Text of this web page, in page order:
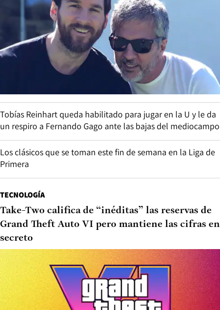
Tobías Reinhart queda habilitado para jugar en la U y le da
un respiro a Fernando Gago ante las bajas del mediocampo
Los clásicos que se toman este fin de semana en la Liga de
Primera
TECNOLOGÍA
Take-Two califica de “inéditas” las reservas de
Grand Theft Auto VI pero mantiene las cifras en
secreto